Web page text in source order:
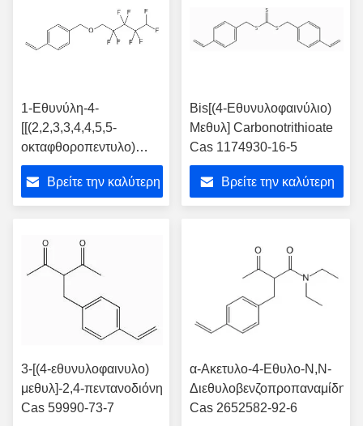
1-Εθυνύλη-4-
[[(2,2,3,3,4,4,5,5-
οκταφθοροπεντυλο)
οξυ]μεθυλο]βενό Cas
147265-47-2
Βρείτε την καλύτερη
Bis[(4-Εθυνυλοφαινύλιο)
Μεθυλ] Carbonotrithioate
Cas 1174930-16-5
Βρείτε την καλύτερη
3-[(4-εθυνυλοφαινυλο)
μεθυλ]-2,4-πεντανοδιόνη
Cas 59990-73-7
α-Ακετυλο-4-Εθυλο-N,N-
Διεθυλοβενζοπροπαναμίδη
Cas 2652582-92-6